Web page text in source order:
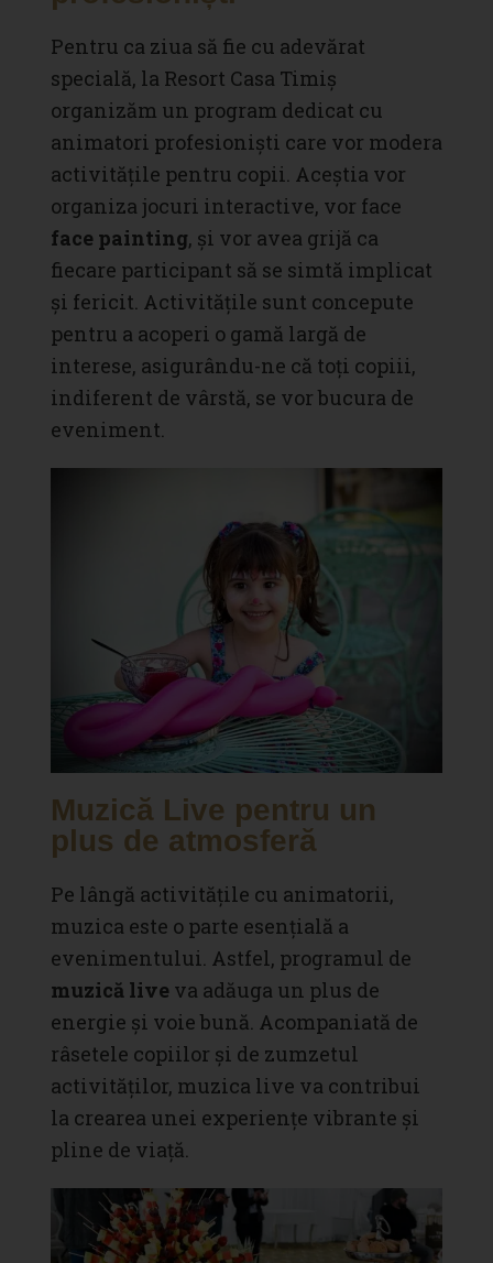
Pentru ca ziua să fie cu adevărat
specială, la Resort Casa Timiș
organizăm un program dedicat cu
animatori profesioniști care vor modera
activitățile pentru copii. Aceștia vor
organiza jocuri interactive, vor face
face painting, și vor avea grijă ca
fiecare participant să se simtă implicat
și fericit. Activitățile sunt concepute
pentru a acoperi o gamă largă de
interese, asigurându-ne că toți copiii,
indiferent de vârstă, se vor bucura de
eveniment.
Muzică Live pentru un
plus de atmosferă
Pe lângă activitățile cu animatorii,
muzica este o parte esențială a
evenimentului. Astfel, programul de
muzică live va adăuga un plus de
energie și voie bună. Acompaniată de
râsetele copiilor și de zumzetul
activităților, muzica live va contribui
la crearea unei experiențe vibrante și
pline de viață.